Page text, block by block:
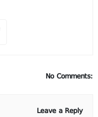
No Comments:
Leave a Reply